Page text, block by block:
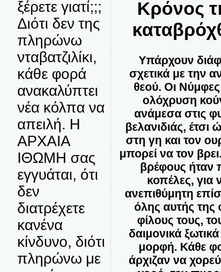
ξέρετε γιατί;;;
Διότι δεν της
πληρώνω
νταβατζιλίκι,
κάθε φορά
ανακαλύπτει
νέα κόλπα να
απειλή. Η
ΑΡΧΑΙΑ
ΙΘΩΜΗ σας
εγγυάται, ότι
δεν
διατρέχετε
κανένα
κίνδυνο, διότι
πληρώνω με
Κρόνος
Υπάρχουν
σχετικά με την
θεού. Οι
ολόχρυση
ανάμεσα στις
βελανιδιάς, έτσι
στη γη και τον
μπορεί να τον
βρέφους ήταν
κοπέλες,
ανεπιθύμητη
όλης αυτής της
φίλους τους,
δαιμονικά
μορφή. Κάθε
άρχιζαν να